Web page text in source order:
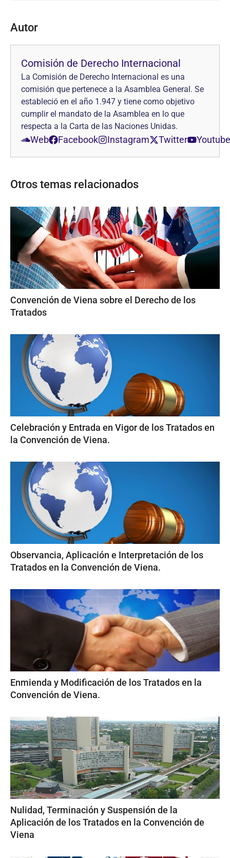
Autor
Comisión de Derecho Internacional
La Comisión de Derecho Internacional es una
comisión que pertenece a la Asamblea General. Se
estableció en el año 1.947 y tiene como objetivo
cumplir el mandato de la Asamblea en lo que
respecta a la Carta de las Naciones Unidas.
Web Facebook Instagram Twitter Youtube
Otros temas relacionados
Convención de Viena sobre el Derecho de los
Tratados
Celebración y Entrada en Vigor de los Tratados en
la Convención de Viena.
Observancia, Aplicación e Interpretación de los
Tratados en la Convención de Viena.
Enmienda y Modificación de los Tratados en la
Convención de Viena.
Nulidad, Terminación y Suspensión de la
Aplicación de los Tratados en la Convención de
Viena